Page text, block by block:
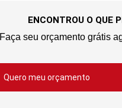
ENCONTROU O QUE
Faça seu orçamento grátis
Quero meu orçamento